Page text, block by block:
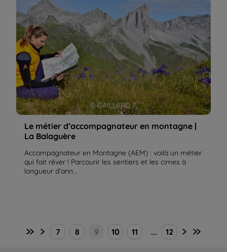
© GAILLARD P.
Le métier d’accompagnateur en montagne |
La Balaguère
Accompagnateur en Montagne (AEM) : voilà un métier
qui fait rêver ! Parcourir les sentiers et les cimes à
longueur d’ann...
7 8 9 10 11 ... 12